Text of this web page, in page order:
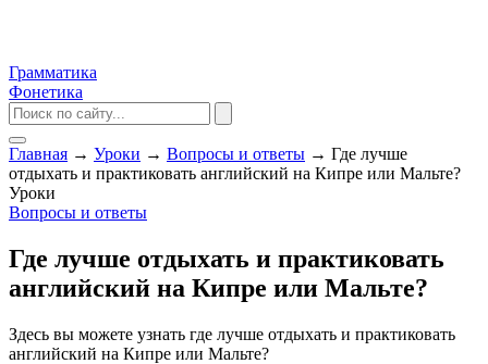
Грамматика
Фонетика
Главная → Уроки → Вопросы и ответы → Где лучше
отдыхать и практиковать английский на Кипре или Мальте?
Уроки
Вопросы и ответы
Где лучше отдыхать и практиковать
английский на Кипре или Мальте?
Здесь вы можете узнать где лучше отдыхать и практиковать
английский на Кипре или Мальте?